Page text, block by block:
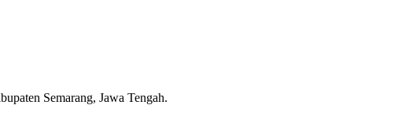
Semarang, Jawa Tengah.